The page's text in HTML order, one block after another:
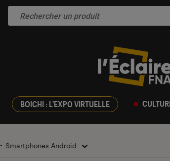
BOICHI : L'EXPO VIRTUELLE
Smartphones Android